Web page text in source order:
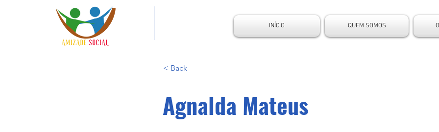
INÍCIO QUEM SOMOS
< Back
Agnalda Mateus